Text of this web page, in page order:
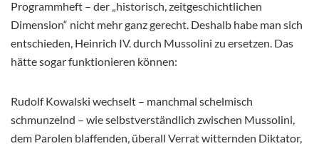
Programmheft – der „historisch, zeitgeschichtlichen
Dimension“ nicht mehr ganz gerecht. Deshalb habe man sich
entschieden, Heinrich IV. durch Mussolini zu ersetzen. Das
hätte sogar funktionieren können:
Rudolf Kowalski wechselt – manchmal schelmisch
schmunzelnd – wie selbstverständlich zwischen Mussolini,
dem Parolen blaffenden, überall Verrat witternden Diktator,